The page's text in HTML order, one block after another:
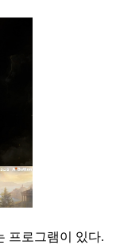
프로그램이 있다.